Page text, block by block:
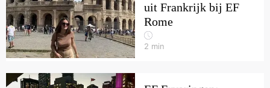
uit Frankrijk bij EF
Rome
2 min